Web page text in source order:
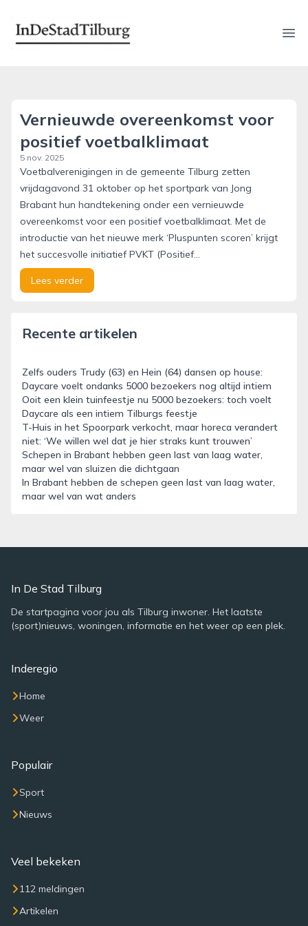
indestadtilburg.nl
Vernieuwde overeenkomst voor
positief voetbalklimaat
5 nov. 2025
Voetbalverenigingen in de gemeente Tilburg zetten
vrijdagavond 31 oktober op het sportpark van Jong
Brabant hun handtekening onder een vernieuwde
overeenkomst voor een positief voetbalklimaat. Met de
introductie van het nieuwe merk ‘Pluspunten scoren’ krijgt
het succesvolle initiatief PVKT (Positief...
Lees verder
Recente artikelen
Zelfs ouders Trudy (63) en Hein (64) dansen op house:
Daycare voelt ondanks 5000 bezoekers nog altijd intiem
Ooit een klein tuinfeestje nu 5000 bezoekers: toch voelt
Daycare als een intiem Tilburgs feestje
T-Huis in het Spoorpark verkocht, maar horeca verandert
niet: ‘We willen wel dat je hier straks kunt trouwen’
Schepen in Brabant hebben geen last van laag water,
maar wel van sluizen die dichtgaan
In Brabant hebben de schepen geen last van laag water,
maar wel van wat anders
In De Stad Tilburg
De startpagina voor jou als Tilburg inwoner. Het laatste
(sport)nieuws, woningen, informatie en het weer op een plek.
Inderegio
Home
Weer
Populair
Sport
Nieuws
Veel bekeken
112 meldingen
Artikelen